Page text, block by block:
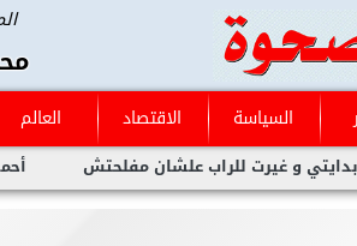
السياسة الاقتصاد العالم
أحمد عز يشوق للراب علشان مفلحتش